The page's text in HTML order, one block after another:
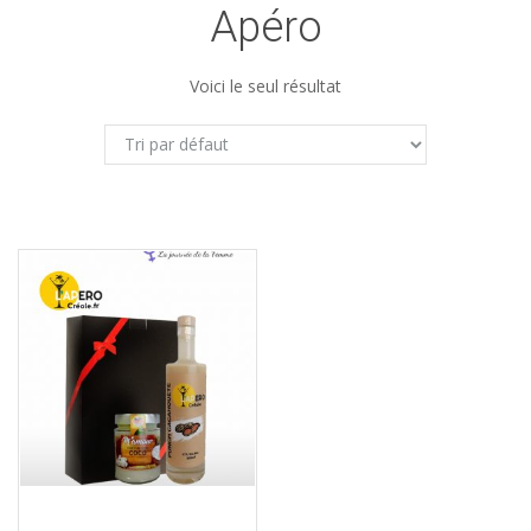
Apéro
Voici le seul résultat